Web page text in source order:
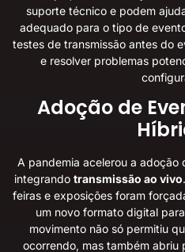
suporte técnico e podem
adequado para o tipo de
testes de transmissão antes do
e resolver problemas
Adoção de
A pandemia acelerou a adoção
integrando transmissão ao vivo
feiras e exposições foram
um novo formato digital
movimento não só permitiu
ocorrendo, mas também abriu